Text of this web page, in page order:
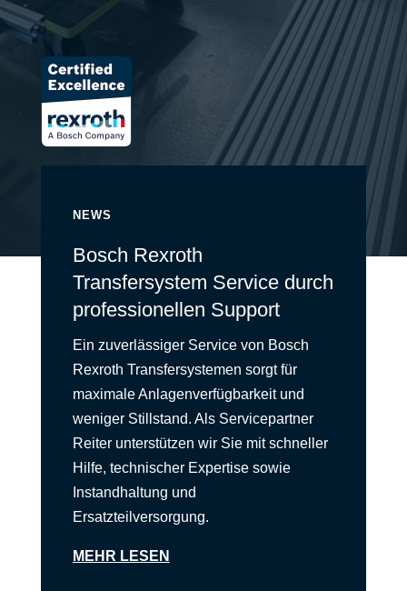
NEWS
Bosch Rexroth
Transfersystem Service durch
professionellen Support
Ein zuverlässiger Service von Bosch
Rexroth Transfersystemen sorgt für
maximale Anlagenverfügbarkeit und
weniger Stillstand. Als Servicepartner
Reiter unterstützen wir Sie mit schneller
Hilfe, technischer Expertise sowie
Instandhaltung und
Ersatzteilversorgung.
MEHR LESEN